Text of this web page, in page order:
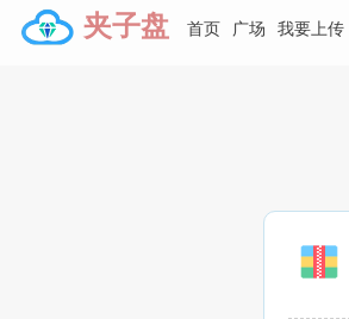
夹子盘 首页 广场 我要上传